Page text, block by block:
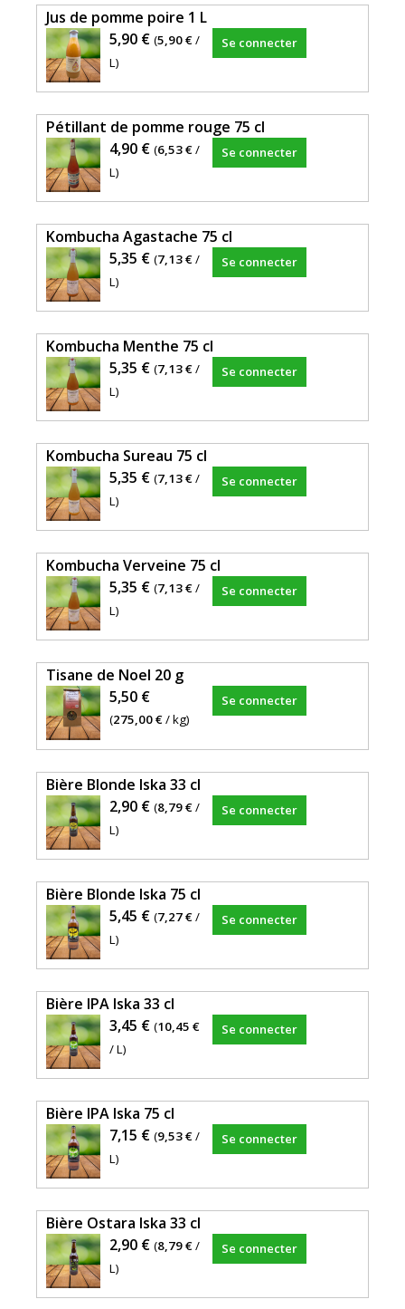
Jus de pomme poire 1 L
5,90 € (5,90 €/
L)
Se connecter
Pétillant de pomme rouge 75 cl
4,90 € (6,53 €/
L)
Se connecter
Kombucha Agastache 75 cl
5,35 € (7,13 €/
L)
Se connecter
Kombucha Menthe 75 cl
5,35 € (7,13 €/
L)
Se connecter
Kombucha Sureau 75 cl
5,35 € (7,13 €/
L)
Se connecter
Kombucha Verveine 75 cl
5,35 € (7,13 €/
L)
Se connecter
Tisane de Noel 20 g
5,50 €
(275,00 €/ kg)
Se connecter
Bière Blonde Iska 33 cl
2,90 € (8,79 €/
L)
Se connecter
Bière Blonde Iska 75 cl
5,45 € (7,27 €/
L)
Se connecter
Bière IPA Iska 33 cl
3,45 € (10,45 €
/ L)
Se connecter
Bière IPA Iska 75 cl
7,15 € (9,53 €/
L)
Se connecter
Bière Ostara Iska 33 cl
2,90 € (8,79 €/
L)
Se connecter